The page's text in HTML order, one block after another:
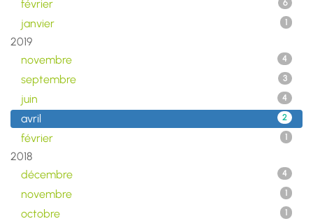
février 6
janvier 1
2019
novembre
4
septembre 3
juin 4
avril 2
février 1
2018
décembre
4
novembre 1
octobre 1